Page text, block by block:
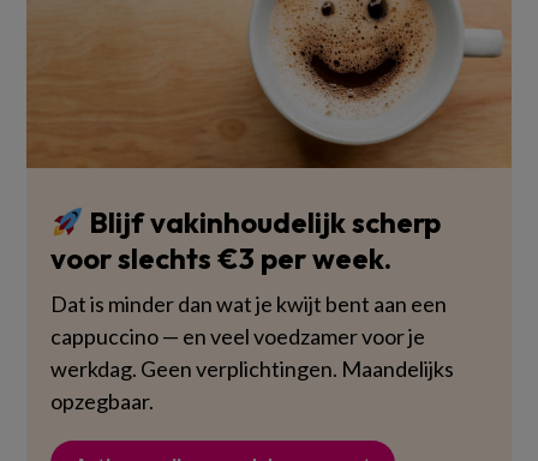
Blijf vakinhoudelijk scherp
voor slechts €3 per week.
Dat is minder dan wat je kwijt bent aan een
cappuccino — en veel voedzamer voor je
werkdag. Geen verplichtingen. Maandelijks
opzegbaar.